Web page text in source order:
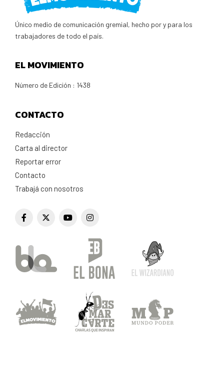
Único medio de comunicación gremial, hecho por y para los
trabajadores de todo el país.
EL MOVIMIENTO
Número de Edición : 1438
CONTACTO
Redacción
Carta al director
Reportar error
Contacto
Trabajá con nosotros